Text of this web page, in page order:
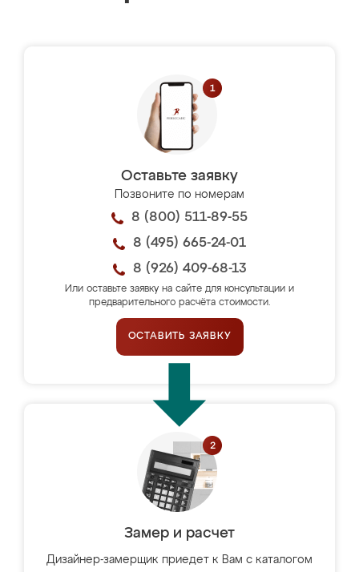
Оставьте заявку
Позвоните по номерам
8 (800) 511-89-55
8 (495) 665-24-01
8 (926) 409-68-13
Или оставьте заявку на сайте для консультации и
предварительного расчёта стоимости.
ОСТАВИТЬ ЗАЯВКУ
Замер и расчет
Дизайнер-замерщик приедет к Вам с каталогом